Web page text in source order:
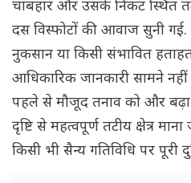
चाबहार और उसके निकट स्थित
दस विस्फोटों की आवाज सुनी
नुकसान या किसी संभावित
आधिकारिक जानकारी सामने
पहले से मौजूद तनाव को और बढ़ा
दृष्टि से महत्वपूर्ण तटीय क्षेत्र
किसी भी सैन्य गतिविधि पर पूरी